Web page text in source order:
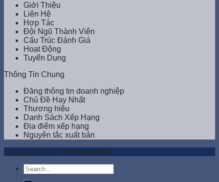
Giới Thiệu
Liên Hệ
Hợp Tác
Đội Ngũ Thành Viên
Cấu Trúc Đánh Giá
Hoạt Động
Tuyển Dụng
Thông Tin Chung
Đăng thông tin doanh nghiệp
Chủ Đề Hay Nhất
Thương hiệu
Danh Sách Xếp Hạng
Địa điểm xếp hạng
Nguyên tắc xuất bản
Copyright 2026 © Reviewxinh